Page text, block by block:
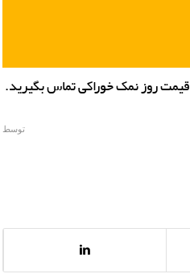
روز نمک خوراکی تماس بگیرید.
توسط